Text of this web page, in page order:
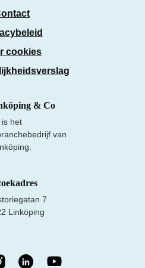
cookies
& Co
is het
van
7
Linköping